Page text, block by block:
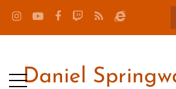
Daniel